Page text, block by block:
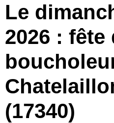
Le
2026 : fête
(17340)